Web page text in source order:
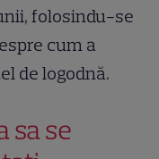
folosindu-se
cum a
de logodnă.
sa se